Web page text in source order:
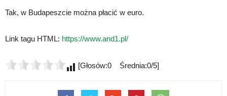
Tak, w Budapeszcie można płacić w euro.
Link tagu HTML: https://www.and1.pl/
[Głosów:0 Średnia:0/5]